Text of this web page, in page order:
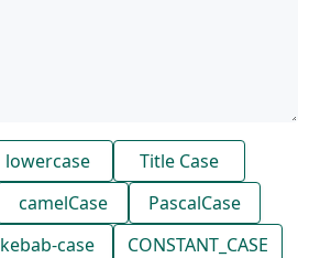
lowercase
Title Case
camelCase
PascalCase
kebab-case CONSTANT_CASE